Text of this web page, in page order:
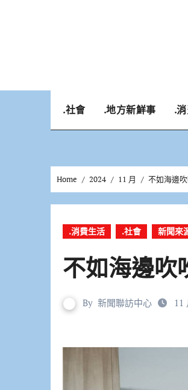
.社會 .地方新鮮事 .
Home 2024 11 月 不如海邊
.消費生活 .社會 新聞來
不如海邊吹
By 新聞聯訪中心 11